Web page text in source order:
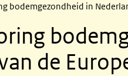
bodemgezondheid in
de